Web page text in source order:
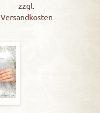
zzgl.
Versandkosten